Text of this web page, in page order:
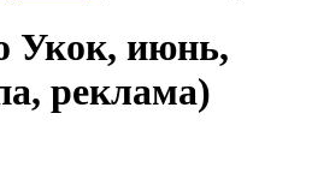
Укок, июнь,
реклама)